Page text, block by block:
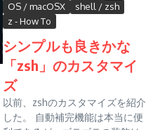
OS / macOSX
shell / zsh
z - How To
シンプルも良きかな
「zsh」のカスタマイ
ズ
以前、zshのカスタマイズを紹介
した。 自動補完機能は本当に便